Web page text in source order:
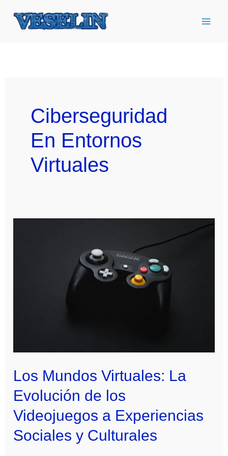
Ciberseguridad
En Entornos
Virtuales
Los Mundos Virtuales: La
Evolución de los
Videojuegos a Experiencias
Sociales y Culturales